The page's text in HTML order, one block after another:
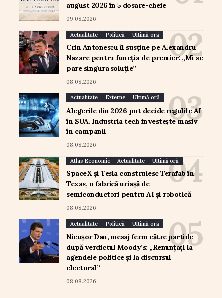
august 2026 în 5 dosare-cheie
09.08.2026
Actualitate Politică Ultimă oră
Crin Antonescu îl susține pe Alexandru
Nazare pentru funcția de premier: „Mi se
pare singura soluție”
08.08.2026
Actualitate Externe Ultimă oră
Alegerile din 2026 pot decide regulile AI
în SUA. Industria tech investește masiv
în campanii
08.08.2026
Atlas Economic Actualitate Ultimă oră
SpaceX și Tesla construiesc Terafab în
Texas, o fabrică uriașă de
semiconductori pentru AI și robotică
08.08.2026
Actualitate Politică Ultimă oră
Nicușor Dan, mesaj ferm către partide
după verdictul Moody’s: „Renunțați la
agendele politice și la discursul
electoral”
08.08.2026